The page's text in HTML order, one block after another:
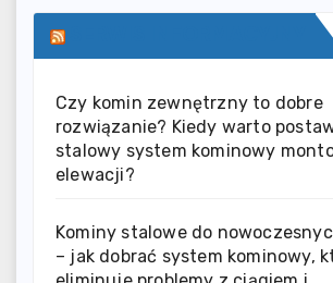
Czy komin zewnętrzny to dobre
rozwiązanie? Kiedy warto
stalowy system kominowy
elewacji?
Kominy stalowe do
– jak dobrać system kominowy,